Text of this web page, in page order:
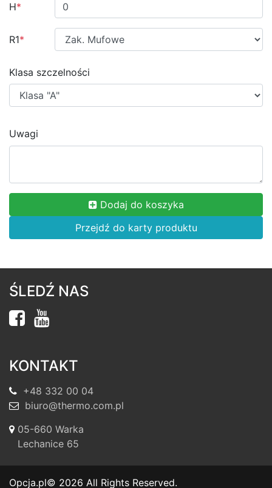
H*
R1*
Klasa szczelności
Uwagi
Dodaj do koszyka
Przejdź do karty produktu
ŚLEDŹ NAS
KONTAKT
+48 332 00 04
biuro@thermo.com.pl
05-660 Warka
Lechanice 65
Opcja.pl© 2026 All Rights Reserved.